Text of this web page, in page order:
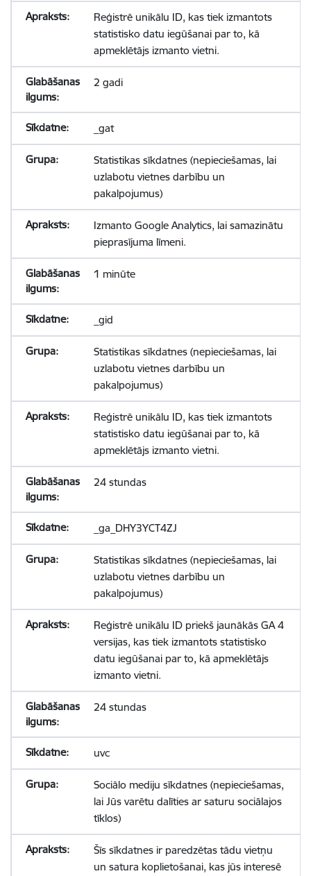
Reģistrē unikālu ID, kas tiek izmantots
statistisko datu iegūšanai par to, kā
apmeklētājs izmanto vietni.
2 gadi
_gat
Statistikas sīkdatnes (nepieciešamas, lai
uzlabotu vietnes darbību un
pakalpojumus)
Izmanto Google Analytics, lai samazinātu
pieprasījuma līmeni.
1 minūte
_gid
Statistikas sīkdatnes (nepieciešamas, lai
uzlabotu vietnes darbību un
pakalpojumus)
Reģistrē unikālu ID, kas tiek izmantots
statistisko datu iegūšanai par to, kā
apmeklētājs izmanto vietni.
24 stundas
_ga_DHY3YCT4ZJ
Statistikas sīkdatnes (nepieciešamas, lai
uzlabotu vietnes darbību un
pakalpojumus)
Reģistrē unikālu ID priekš jaunākās GA 4
versijas, kas tiek izmantots statistisko
datu iegūšanai par to, kā apmeklētājs
izmanto vietni.
24 stundas
uvc
Sociālo mediju sīkdatnes (nepieciešamas,
lai Jūs varētu dalīties ar saturu sociālajos
tīklos)
Šīs sīkdatnes ir paredzētas tādu vietņu
un satura koplietošanai, kas jūs interesē